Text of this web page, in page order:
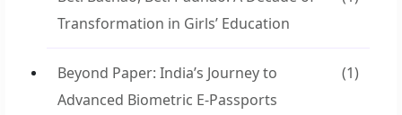
Transformation in Girls’ Education
Beyond Paper: India’s Journey to
Advanced Biometric E-Passports
(1)